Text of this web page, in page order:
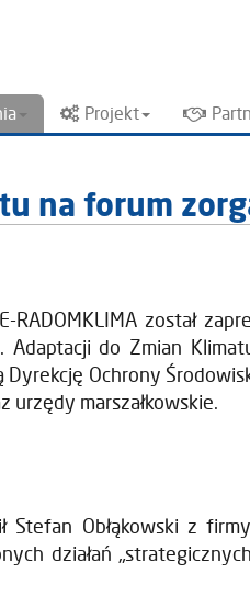
Projekt
na forum
został
Adaptacji do Zmian
Dyrekcję Ochrony
urzędy marszałkowskie.
Stefan Obłąkowski z
działań